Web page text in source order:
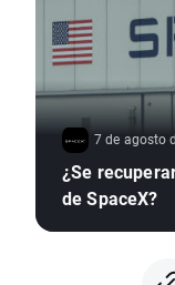
7 de agosto
¿Se
de SpaceX?